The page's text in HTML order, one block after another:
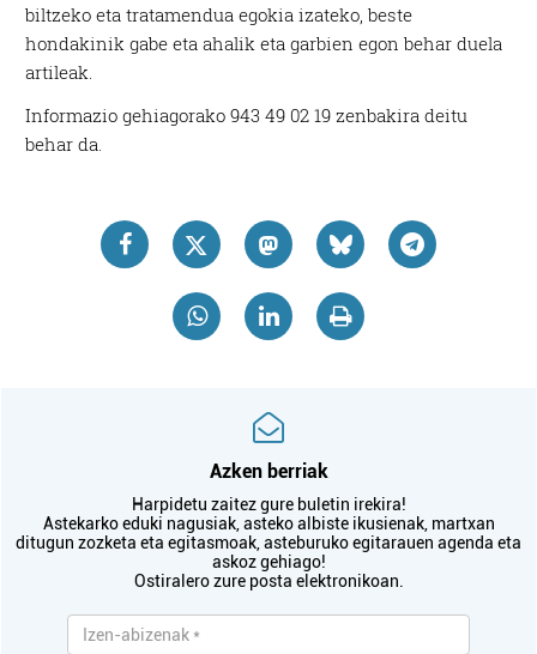
biltzeko eta tratamendua egokia izateko, beste
hondakinik gabe eta ahalik eta garbien egon behar duela
artileak.
Informazio gehiagorako 943 49 02 19 zenbakira deitu
behar da.
Azken berriak
Harpidetu zaitez gure buletin irekira!
Astekarko eduki nagusiak, asteko albiste ikusienak, martxan
ditugun zozketa eta egitasmoak, asteburuko egitarauen agenda eta
askoz gehiago!
Ostiralero zure posta elektronikoan.